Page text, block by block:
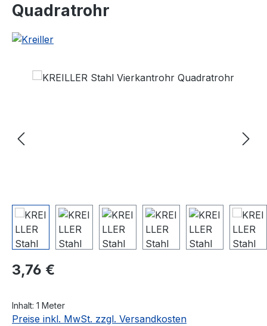
Quadratrohr
Bildergalerie überspringen
Regulärer Preis:
3,76 €
Inhalt: 1 Meter
Preise inkl. MwSt. zzgl. Versandkosten